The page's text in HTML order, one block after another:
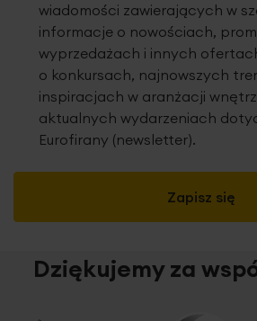
Zapisz się
wiadomości zawierających w
informacje o nowościach,
wyprzedażach i innych
o konkursach, najnowszych
inspiracjach w aranżacji
aktualnych wydarzeniach
Eurofirany (newsletter).
Dziękujemy za